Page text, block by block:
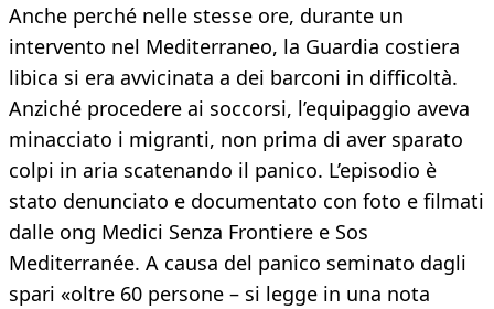
Anche perché nelle stesse ore, durante un
intervento nel Mediterraneo, la Guardia costiera
libica si era avvicinata a dei barconi in difficoltà.
Anziché procedere ai soccorsi, l’equipaggio aveva
minacciato i migranti, non prima di aver sparato
colpi in aria scatenando il panico. L’episodio è
stato denunciato e documentato con foto e filmati
dalle ong Medici Senza Frontiere e Sos
Mediterranée. A causa del panico seminato dagli
spari «oltre 60 persone – si legge in una nota